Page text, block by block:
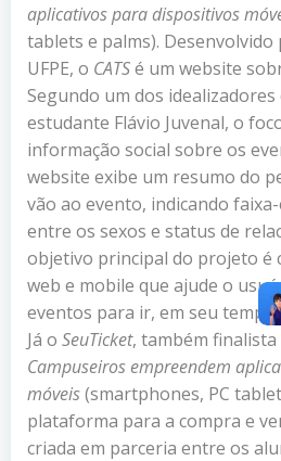
aplicativos para dispositivos
tablets e palms).
UFPE, o CATSé um website
Segundo um dos
estudante Flávio Juvenal, o
informação social sobre os
website exibe um resumo do
vão ao evento, indicando
entre os sexos e status de
objetivo principal do projeto é
web e mobile que ajude o
eventos para ir, em seu tempo
Já o SeuTicket, também
Campuseiros empreendem
móveis(smartphones, PC
plataforma para a compra e
criada em parceria entre os